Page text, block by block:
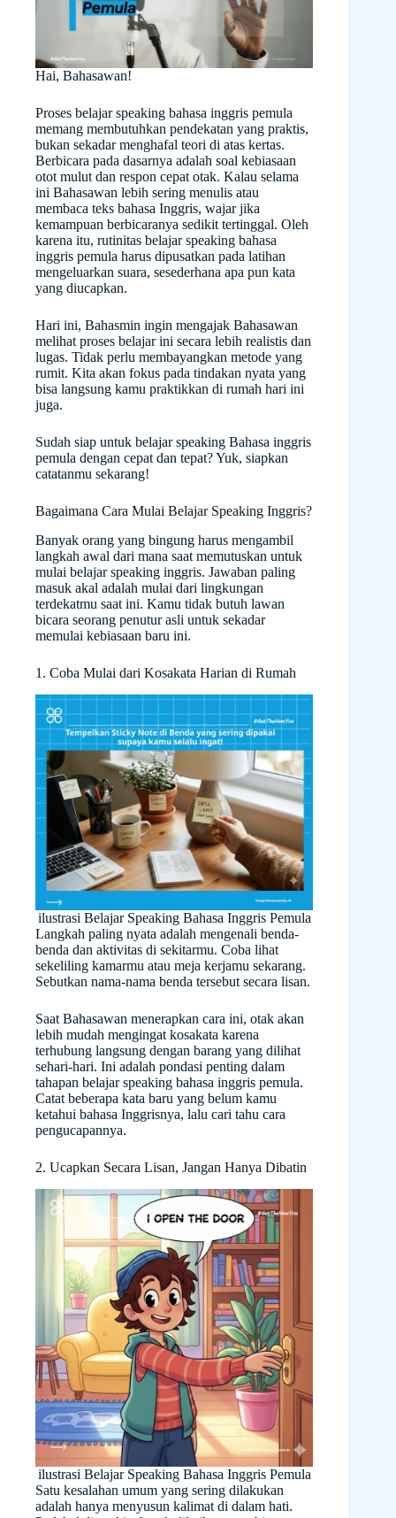
Hai, Bahasawan!
Proses belajar speaking bahasa inggris pemula
memang membutuhkan pendekatan yang praktis,
bukan sekadar menghafal teori di atas kertas.
Berbicara pada dasarnya adalah soal kebiasaan
otot mulut dan respon cepat otak. Kalau selama
ini Bahasawan lebih sering menulis atau
membaca teks bahasa Inggris, wajar jika
kemampuan berbicaranya sedikit tertinggal. Oleh
karena itu, rutinitas belajar speaking bahasa
inggris pemula harus dipusatkan pada latihan
mengeluarkan suara, sesederhana apa pun kata
yang diucapkan.
Hari ini, Bahasmin ingin mengajak Bahasawan
melihat proses belajar ini secara lebih realistis dan
lugas. Tidak perlu membayangkan metode yang
rumit. Kita akan fokus pada tindakan nyata yang
bisa langsung kamu praktikkan di rumah hari ini
juga.
Sudah siap untuk belajar speaking Bahasa inggris
pemula dengan cepat dan tepat? Yuk, siapkan
catatanmu sekarang!
Bagaimana Cara Mulai Belajar Speaking Inggris?
Banyak orang yang bingung harus mengambil
langkah awal dari mana saat memutuskan untuk
mulai belajar speaking inggris. Jawaban paling
masuk akal adalah mulai dari lingkungan
terdekatmu saat ini. Kamu tidak butuh lawan
bicara seorang penutur asli untuk sekadar
memulai kebiasaan baru ini.
1. Coba Mulai dari Kosakata Harian di Rumah
ilustrasi Belajar Speaking Bahasa Inggris Pemula
Langkah paling nyata adalah mengenali benda-
benda dan aktivitas di sekitarmu. Coba lihat
sekeliling kamarmu atau meja kerjamu sekarang.
Sebutkan nama-nama benda tersebut secara lisan.
Saat Bahasawan menerapkan cara ini, otak akan
lebih mudah mengingat kosakata karena
terhubung langsung dengan barang yang dilihat
sehari-hari. Ini adalah pondasi penting dalam
tahapan belajar speaking bahasa inggris pemula.
Catat beberapa kata baru yang belum kamu
ketahui bahasa Inggrisnya, lalu cari tahu cara
pengucapannya.
2. Ucapkan Secara Lisan, Jangan Hanya Dibatin
ilustrasi Belajar Speaking Bahasa Inggris Pemula
Satu kesalahan umum yang sering dilakukan
adalah hanya menyusun kalimat di dalam hati.